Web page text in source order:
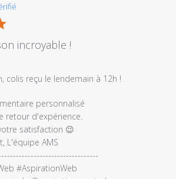
incroyable !
colis reçu le lendemain à 12h !
personnalisé
retour d'expérience.
satisfaction 😉
L'équipe AMS
#AspirationWeb